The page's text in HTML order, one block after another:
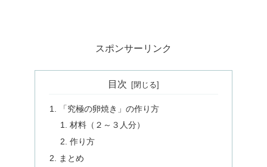
スポンサーリンク
目次
「究極の卵焼き」の作り方
材料（２～３人分）
作り方
まとめ